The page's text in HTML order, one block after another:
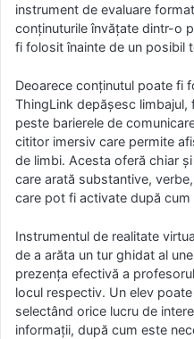
instrument de evaluare
conținuturile învățate dintr-o
fi folosit înainte de un posibil
Deoarece conținutul poate fi
ThingLink depășesc
peste barierele de
cititor imersiv care permite
de limbi. Acesta oferă chiar
care arată substantive,
care pot fi activate după cum
Instrumentul de realitate
de a arăta un tur ghidat al
prezența efectivă a
locul respectiv. Un elev
selectând orice lucru de
informații, după cum este